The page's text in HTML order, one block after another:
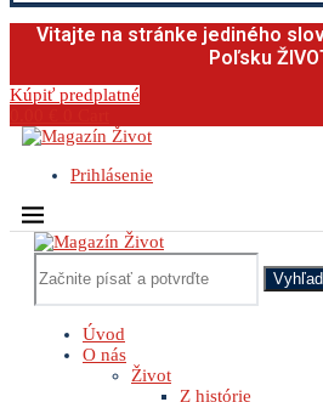
Vitajte na stránke jediného
Poľsku
Kúpiť predplatné
Prihlásenie
Úvod
O nás
Život
Z histórie